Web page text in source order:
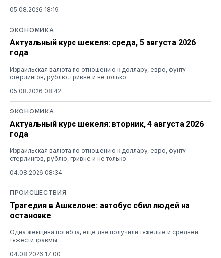
05.08.2026 18:19
ЭКОНОМИКА
Актуальный курс шекеля: среда, 5 августа 2026
года
Израильская валюта по отношению к доллару, евро, фунту
стерлингов, рублю, гривне и не только
05.08.2026 08:42
ЭКОНОМИКА
Актуальный курс шекеля: вторник, 4 августа 2026
года
Израильская валюта по отношению к доллару, евро, фунту
стерлингов, рублю, гривне и не только
04.08.2026 08:34
ПРОИСШЕСТВИЯ
Трагедия в Ашкелоне: автобус сбил людей на
остановке
Одна женщина погибла, еще две получили тяжелые и средней
тяжести травмы
04.08.2026 17:00